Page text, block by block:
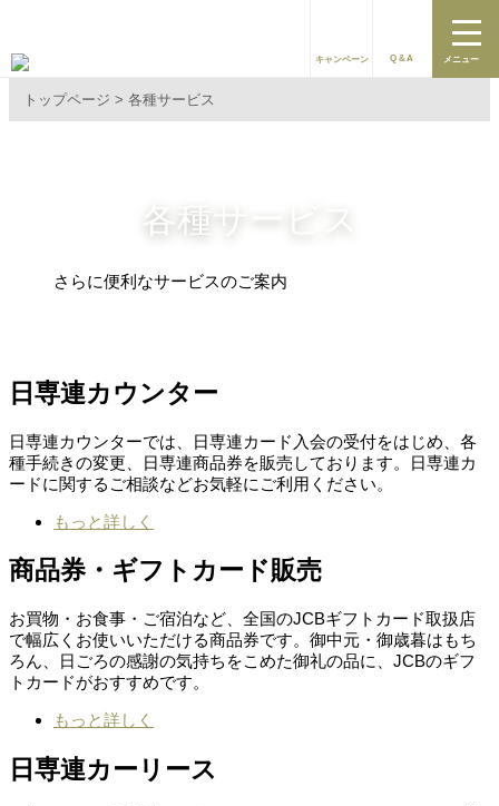
キャンペーン Q&A メニュー
トップページ 各種サービス
各種サービス
さらに便利なサービスのご案内
日専連カウンター
日専連カウンターでは、日専連カード入会の受付をはじめ、各
種手続きの変更、日専連商品券を販売しております。日専連カ
ードに関するご相談などお気軽にご利用ください。
もっと詳しく
商品券・ギフトカード販売
お買物・お食事・ご宿泊など、全国のJCBギフトカード取扱店
で幅広くお使いいただける商品券です。御中元・御歳暮はもち
ろん、日ごろの感謝の気持ちをこめた御礼の品に、JCBのギフ
トカードがおすすめです。
もっと詳しく
日専連カーリース